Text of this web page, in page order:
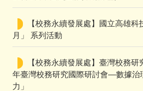
【校務永續發展處】國立高雄
月」 系列活動
【校務永續發展處】臺灣校務
年臺灣校務研究國際研討會—數據治
力」